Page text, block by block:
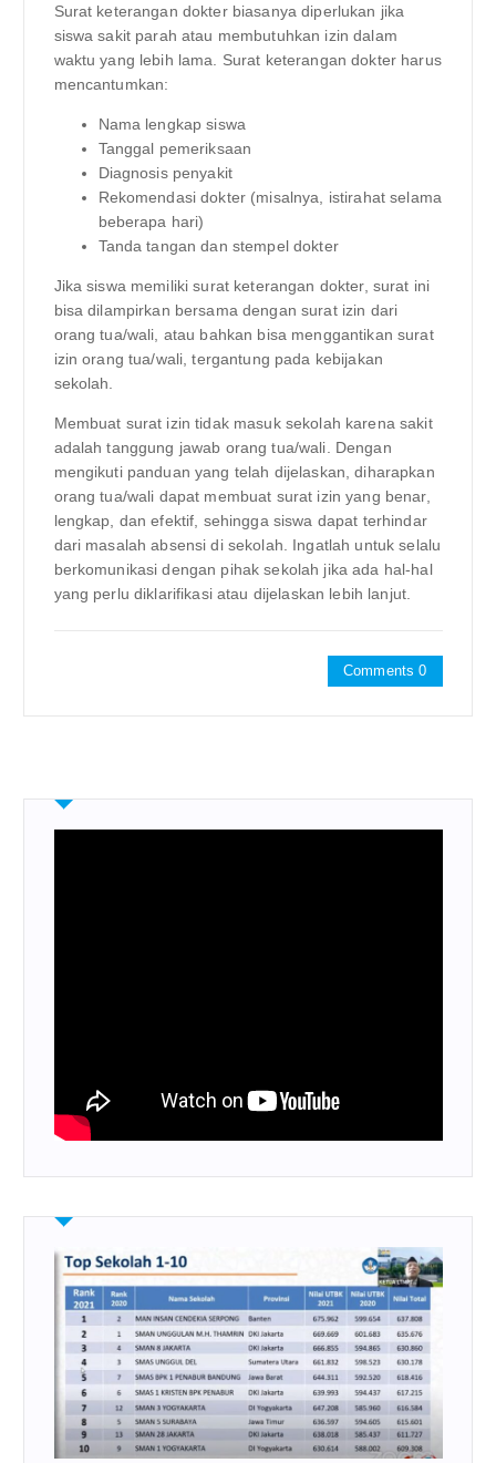
Surat keterangan dokter biasanya diperlukan jika
siswa sakit parah atau membutuhkan izin dalam
waktu yang lebih lama. Surat keterangan dokter harus
mencantumkan:
Nama lengkap siswa
Tanggal pemeriksaan
Diagnosis penyakit
Rekomendasi dokter (misalnya, istirahat selama
beberapa hari)
Tanda tangan dan stempel dokter
Jika siswa memiliki surat keterangan dokter, surat ini
bisa dilampirkan bersama dengan surat izin dari
orang tua/wali, atau bahkan bisa menggantikan surat
izin orang tua/wali, tergantung pada kebijakan
sekolah.
Membuat surat izin tidak masuk sekolah karena sakit
adalah tanggung jawab orang tua/wali. Dengan
mengikuti panduan yang telah dijelaskan, diharapkan
orang tua/wali dapat membuat surat izin yang benar,
lengkap, dan efektif, sehingga siswa dapat terhindar
dari masalah absensi di sekolah. Ingatlah untuk selalu
berkomunikasi dengan pihak sekolah jika ada hal-hal
yang perlu diklarifikasi atau dijelaskan lebih lanjut.
Comments 0